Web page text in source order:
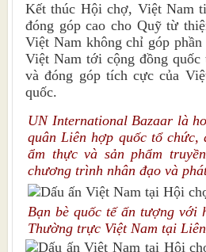
Kết thúc Hội chợ, Việt Nam
đóng góp cao cho Quỹ từ
Việt Nam không chỉ góp
Việt Nam tới cộng đồng quốc
và đóng góp tích cực của
quốc.
UN International Bazaar là
quân Liên hợp quốc tổ
ẩm thực và sản phẩm
chương trình nhân đạo và
Bạn bè quốc tế ấn tượng với
Thường trực Việt Nam tại